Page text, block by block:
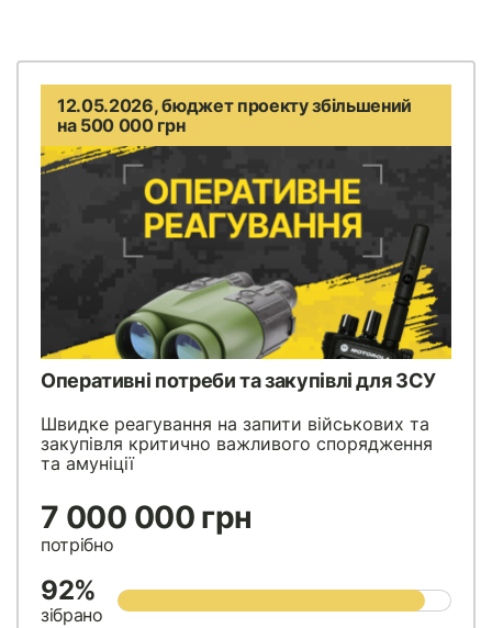
12.05.2026, бюджет проекту збільшений
на 500 000 грн
Оперативні потреби та закупівлі для ЗСУ
Швидке реагування на запити військових та
закупівля критично важливого спорядження
та амуніції
7 000 000 грн
потрібно
92%
зібрано